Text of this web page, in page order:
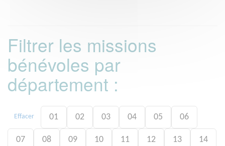
Filtrer les missions
bénévoles par
département :
Effacer 01 02 03 04 05 06
07 08 09 10 11 12 13 14